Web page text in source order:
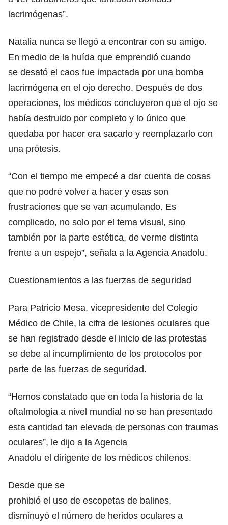
lacrimógenas”.
Natalia nunca se llegó a encontrar con su amigo.
En medio de la huída que emprendió cuando
se desató el caos fue impactada por una bomba
lacrimógena en el ojo derecho. Después de dos
operaciones, los médicos concluyeron que el ojo se
había destruido por completo y lo único que
quedaba por hacer era sacarlo y reemplazarlo con
una prótesis.
“Con el tiempo me empecé a dar cuenta de cosas
que no podré volver a hacer y esas son
frustraciones que se van acumulando. Es
complicado, no solo por el tema visual, sino
también por la parte estética, de verme distinta
frente a un espejo”, señala a la Agencia Anadolu.
Cuestionamientos a las fuerzas de seguridad
Para Patricio Mesa, vicepresidente del Colegio
Médico de Chile, la cifra de lesiones oculares que
se han registrado desde el inicio de las protestas
se debe al incumplimiento de los protocolos por
parte de las fuerzas de seguridad.
“Hemos constatado que en toda la historia de la
oftalmología a nivel mundial no se han presentado
esta cantidad tan elevada de personas con traumas
oculares”, le dijo a la Agencia
Anadolu el dirigente de los médicos chilenos.
Desde que se
prohibió el uso de escopetas de balines,
disminuyó el número de heridos oculares a